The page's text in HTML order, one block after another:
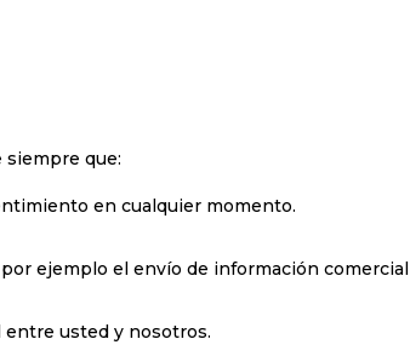
siempre que:
en cualquier momento.
ejemplo el envío de información comercial
entre usted y nosotros.